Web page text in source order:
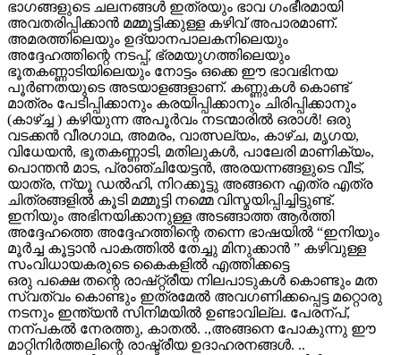
ഭാഗങ്ങളുടെ ചലനങ്ങൾ ഇത്രയും ഭാവ ഗംഭീരമായി
അവതരിപ്പിക്കാൻ മമ്മൂട്ടിക്കുള്ള കഴിവ് അപാരമാണ്.
അമരത്തിലെയും ഉദ്യാനപാലകനിലെയും
അദ്ദേഹത്തിന്റെ നടപ്പ്, ഭ്രമയുഗത്തിലെയും
ഭൂതകണ്ണാടിയിലെയും നോട്ടം ഒക്കെ ഈ ഭാവഭിനയ
പൂർണതയുടെ അടയാളങ്ങളാണ്. കണ്ണുകൾ കൊണ്ട്
മാത്രം പേടിപ്പിക്കാനും കരയിപ്പിക്കാനും ചിരിപ്പിക്കാനും
(കാഴ്ച്ച ) കഴിയുന്ന അപൂർവം നടന്മാരിൽ ഒരാൾ! ഒരു
വടക്കൻ വീരഗാഥ, അമരം, വാത്സല്യം, കാഴ്ച, മൃഗയ,
വിധേയൻ, ഭൂതകണ്ണാടി, മതിലുകൾ, പാലേരി മാണിക്യം,
പൊന്തൻ മാട, പ്രാഞ്ചിയേട്ടൻ, അരയന്നങ്ങളുടെ വീട്,
യാത്ര, ന്യൂ ഡൽഹി, നിറക്കൂട്ടു അങ്ങനെ എത്ര എത്ര
ചിത്രങ്ങളിൽ കൂടി മമ്മൂട്ടി നമ്മെ വിസ്മയിപ്പിച്ചിട്ടുണ്ട്.
ഇനിയും അഭിനയിക്കാനുള്ള അടങ്ങാത്ത ആർത്തി
അദ്ദേഹത്തെ അദ്ദേഹത്തിന്റെ തന്നെ ഭാഷയിൽ “ഇനിയും
മൂർച്ച കൂട്ടാൻ പാകത്തിൽ തേച്ചു മിനുക്കാൻ ” കഴിവുള്ള
സംവിധായകരുടെ കൈകളിൽ എത്തിക്കട്ടെ
ഒരു പക്ഷെ തന്റെ രാഷ്റ്റ്രീയ നിലപാടുകൾ കൊണ്ടും മത
സ്വത്വം കൊണ്ടും ഇത്രമേൽ അവഗണിക്കപ്പെട്ട മറ്റൊരു
നടനും ഇന്ത്യൻ സിനിമയിൽ ഉണ്ടാവില്ല. പേരന്പ്,
നന്പകൽ നേരത്തു, കാതൽ. .,അങ്ങനെ പോകുന്നു ഈ
മാറ്റിനിർത്തലിന്റെ രാഷ്ട്രീയ ഉദാഹരനങ്ങൾ. ..